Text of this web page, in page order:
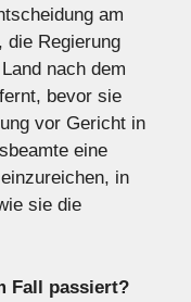
am
die Regierung
nach dem
bevor sie
vor Gericht in
eine
in
sie die
Fall passiert?